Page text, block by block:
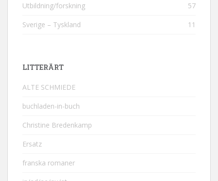
Utbildning/forskning 57
Sverige – Tyskland 11
LITTERÄRT
ALTE SCHMIEDE
buchladen-in-buch
Christine Bredenkamp
Ersatz
franska romaner